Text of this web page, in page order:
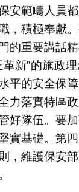
安範疇人員
，積極奉獻
的重要講話
革新”的施政
平的安全保
力落實特區政
好隊伍。要
實基礎。第
，維護保安